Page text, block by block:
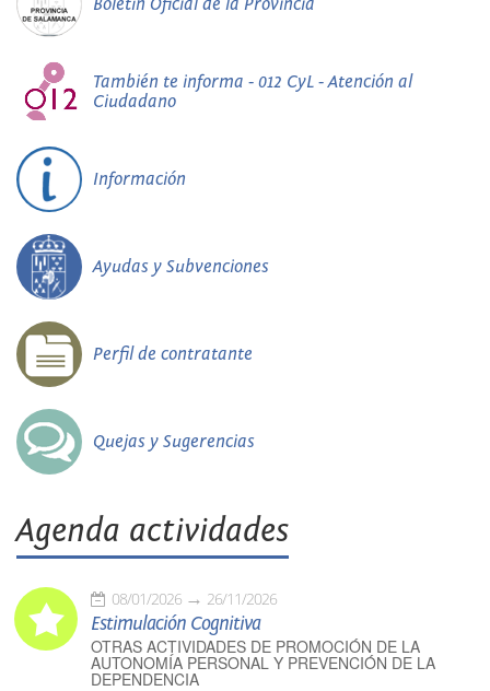
También te informa - 012 CyL - Atención al
Ciudadano
Información
Ayudas y Subvenciones
Perfil de contratante
Quejas y Sugerencias
Agenda actividades
08/01/2026 26/11/2026
Estimulación Cognitiva
OTRAS ACTIVIDADES DE PROMOCIÓN DE LA
AUTONOMÍA PERSONAL Y PREVENCIÓN DE LA
DEPENDENCIA